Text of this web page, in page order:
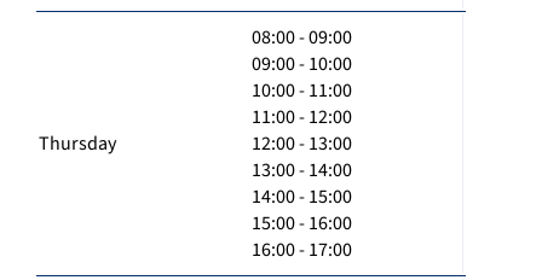
Thursday
08:00 - 09:00
09:00 - 10:00
10:00 - 11:00
11:00 - 12:00
12:00 - 13:00
13:00 - 14:00
14:00 - 15:00
15:00 - 16:00
16:00 - 17:00